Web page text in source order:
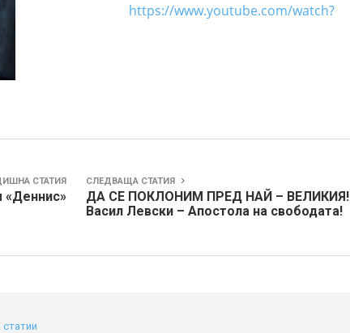
https://www.youtube.com/watch?
СТАТИЯ СЛЕДВАЩА СТАТИЯ
ДА СЕ ПОКЛОНИМ ПРЕД НАЙ – ВЕЛИКИЯ!
Васил Левски – Апостола на свободата!